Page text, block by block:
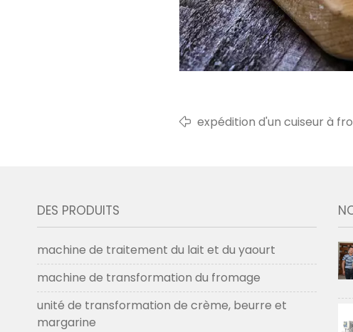
expédition d'un cuiseur à
DES PRODUITS
machine de traitement du lait et du yaourt
machine de transformation du fromage
unité de transformation de crème, beurre et
margarine